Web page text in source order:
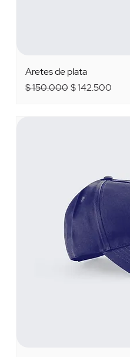
Aretes de plata
Precio
$ 150.000Precio de oferta
$ 142.500